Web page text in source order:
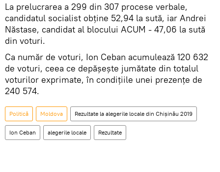
La prelucrarea a 299 din 307 procese verbale,
candidatul socialist obține 52,94 la sută, iar Andrei
Năstase, candidat al blocului ACUM - 47,06 la sută
din voturi.
Ca număr de voturi, Ion Ceban acumulează 120 632
de voturi, ceea ce depășește jumătate din totalul
voturilor exprimate, în condițiile unei prezențe de
240 574.
Politică Moldova Rezultate la alegerile locale din Chișinău 2019
Ion Ceban alegerile locale Rezultate